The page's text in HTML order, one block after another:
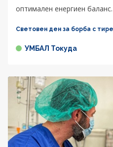
оптимален енергиен баланс.
Световен ден за борба с
УМБАЛ Токуда